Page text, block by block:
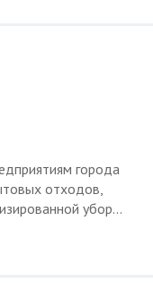
города
отходов,
убор...